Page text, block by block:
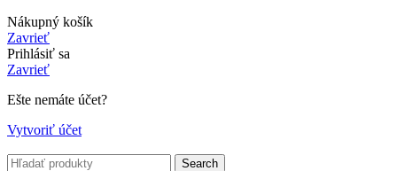
Nákupný košík
Zavrieť
Prihlásiť sa
Zavrieť
Ešte nemáte účet?
Vytvoriť účet
Search